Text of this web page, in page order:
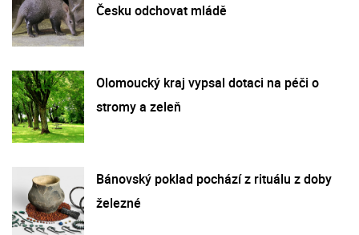
Česku odchovat mládě
Olomoucký kraj vypsal dotaci na péči o
stromy a zeleň
Bánovský poklad pochází z rituálu z doby
železné